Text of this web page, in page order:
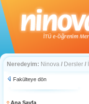
Neredeyim: Ninova / Dersler /
Fakülteye dön
Ana Sayfa